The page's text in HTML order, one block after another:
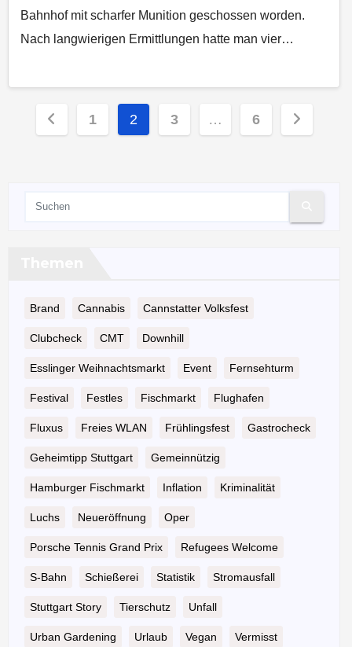
Bahnhof mit scharfer Munition geschossen worden.
Nach langwierigen Ermittlungen hatte man vier…
Seitennummerierung
der
1 2 3 … 6
Brand Cannabis Cannstatter Volksfest
Clubcheck CMT Downhill
Esslinger Weihnachtsmarkt Event Fernsehturm
Festival Festles Fischmarkt Flughafen
Fluxus Freies WLAN Frühlingsfest Gastrocheck
Geheimtipp Stuttgart Gemeinnützig
Hamburger Fischmarkt Inflation Kriminalität
Luchs Neueröffnung Oper
Porsche Tennis Grand Prix Refugees Welcome
S-Bahn Schießerei Statistik Stromausfall
Stuttgart Story Tierschutz Unfall
Urban Gardening Urlaub Vegan Vermisst